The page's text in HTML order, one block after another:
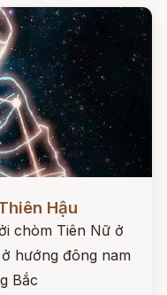
Hậu
chòm Tiên Nữ ở
hướng đông nam
Bắc